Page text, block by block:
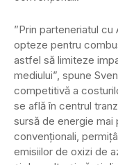
”Prin parteneriatul
opteze pentru
astfel să limiteze
mediului”, spune
competitivă a
se află în centrul
sursă de energie mai
convenționali,
emisiilor de oxizi de